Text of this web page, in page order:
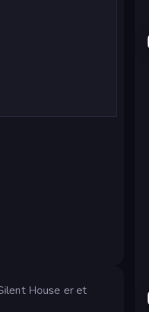
House er et